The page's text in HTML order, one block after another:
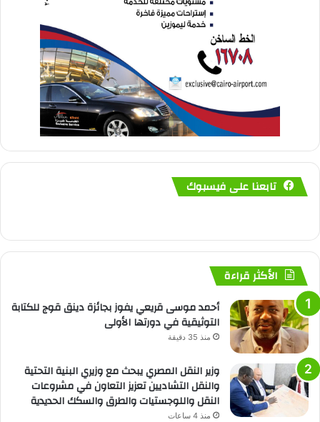
تابعنا على فيسبوك
الأكثر قراءة
أحمد موسى قريعي يفوز بجائزة دينق قوج للكتابة
التوثيقية في دورتها الأولى
منذ 35 دقيقة
وزير النقل المصري يبحث مع وزيري البنية التحتية
والنقل التشاديين تعزيز التعاون في مشروعات
النقل واللوجستيات والطرق والسكك الحديدية
منذ 4 ساعات